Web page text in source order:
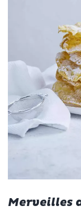
Merveilles